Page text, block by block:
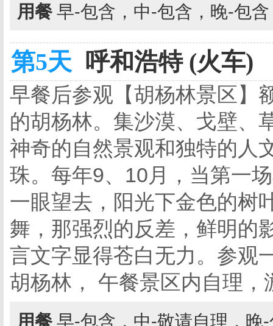
用餐 早-包含，中-包含，晚-包
第5天 呼和浩特 (火车)
早餐后参观【胡杨林景区】
的胡杨林。集沙漠、戈壁、
神奇的自然景观和独特的人
珠。每年9、10月，当第一
一眼望去，阳光下金色的树
舞，那强烈的反差，鲜明的
言文字显得苍白无力。参
胡杨林， 午餐景区内自理
用餐 早-包含，中-敬请自理，晚